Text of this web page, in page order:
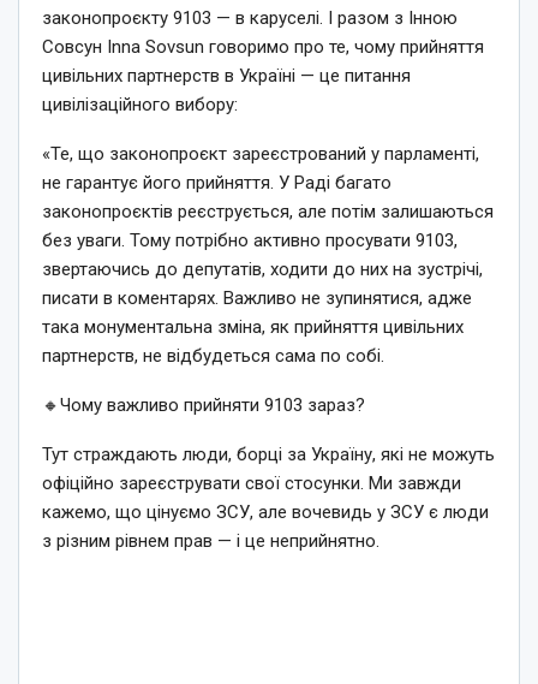
законопроєкту 9103 — в каруселі. І разом з Інною
Совсун Inna Sovsun говоримо про те, чому прийняття
цивільних партнерств в Україні — це питання
цивілізаційного вибору:
«Те, що законопроєкт зареєстрований у парламенті,
не гарантує його прийняття. У Раді багато
законопроєктів реєструється, але потім залишаються
без уваги. Тому потрібно активно просувати 9103,
звертаючись до депутатів, ходити до них на зустрічі,
писати в коментарях. Важливо не зупинятися, адже
така монументальна зміна, як прийняття цивільних
партнерств, не відбудеться сама по собі.
🔸Чому важливо прийняти 9103 зараз?
Тут страждають люди, борці за Україну, які не можуть
офіційно зареєструвати свої стосунки. Ми завжди
кажемо, що цінуємо ЗСУ, але вочевидь у ЗСУ є люди
з різним рівнем прав — і це неприйнятно.